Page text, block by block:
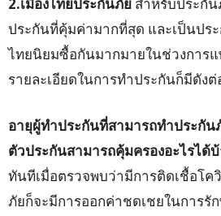
ประกันที่คุ้มค่ามากที่สุด และเป็นปร
ไทยนิยมซื้อกันมากมายในช่วงการ
รายละเอียดในการทำประกันก็มีดัง
อายุผู้ทำประกันที่สามารถทำประกัน
ตัวประกันสามารถคุ้มครองอะไรได้
ทันทีเมื่อตรวจพบว่ามีการติดเชื้อโค
ภัยก็จะมีการออกค่าชดเชยในการรั